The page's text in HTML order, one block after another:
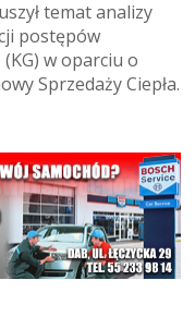
temat analizy
postępów
w oparciu o
Sprzedaży Ciepła.